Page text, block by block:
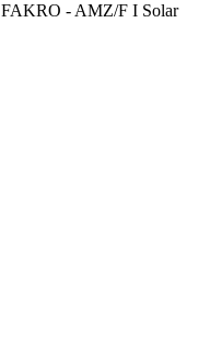
FAKRO - AMZ/F I Solar